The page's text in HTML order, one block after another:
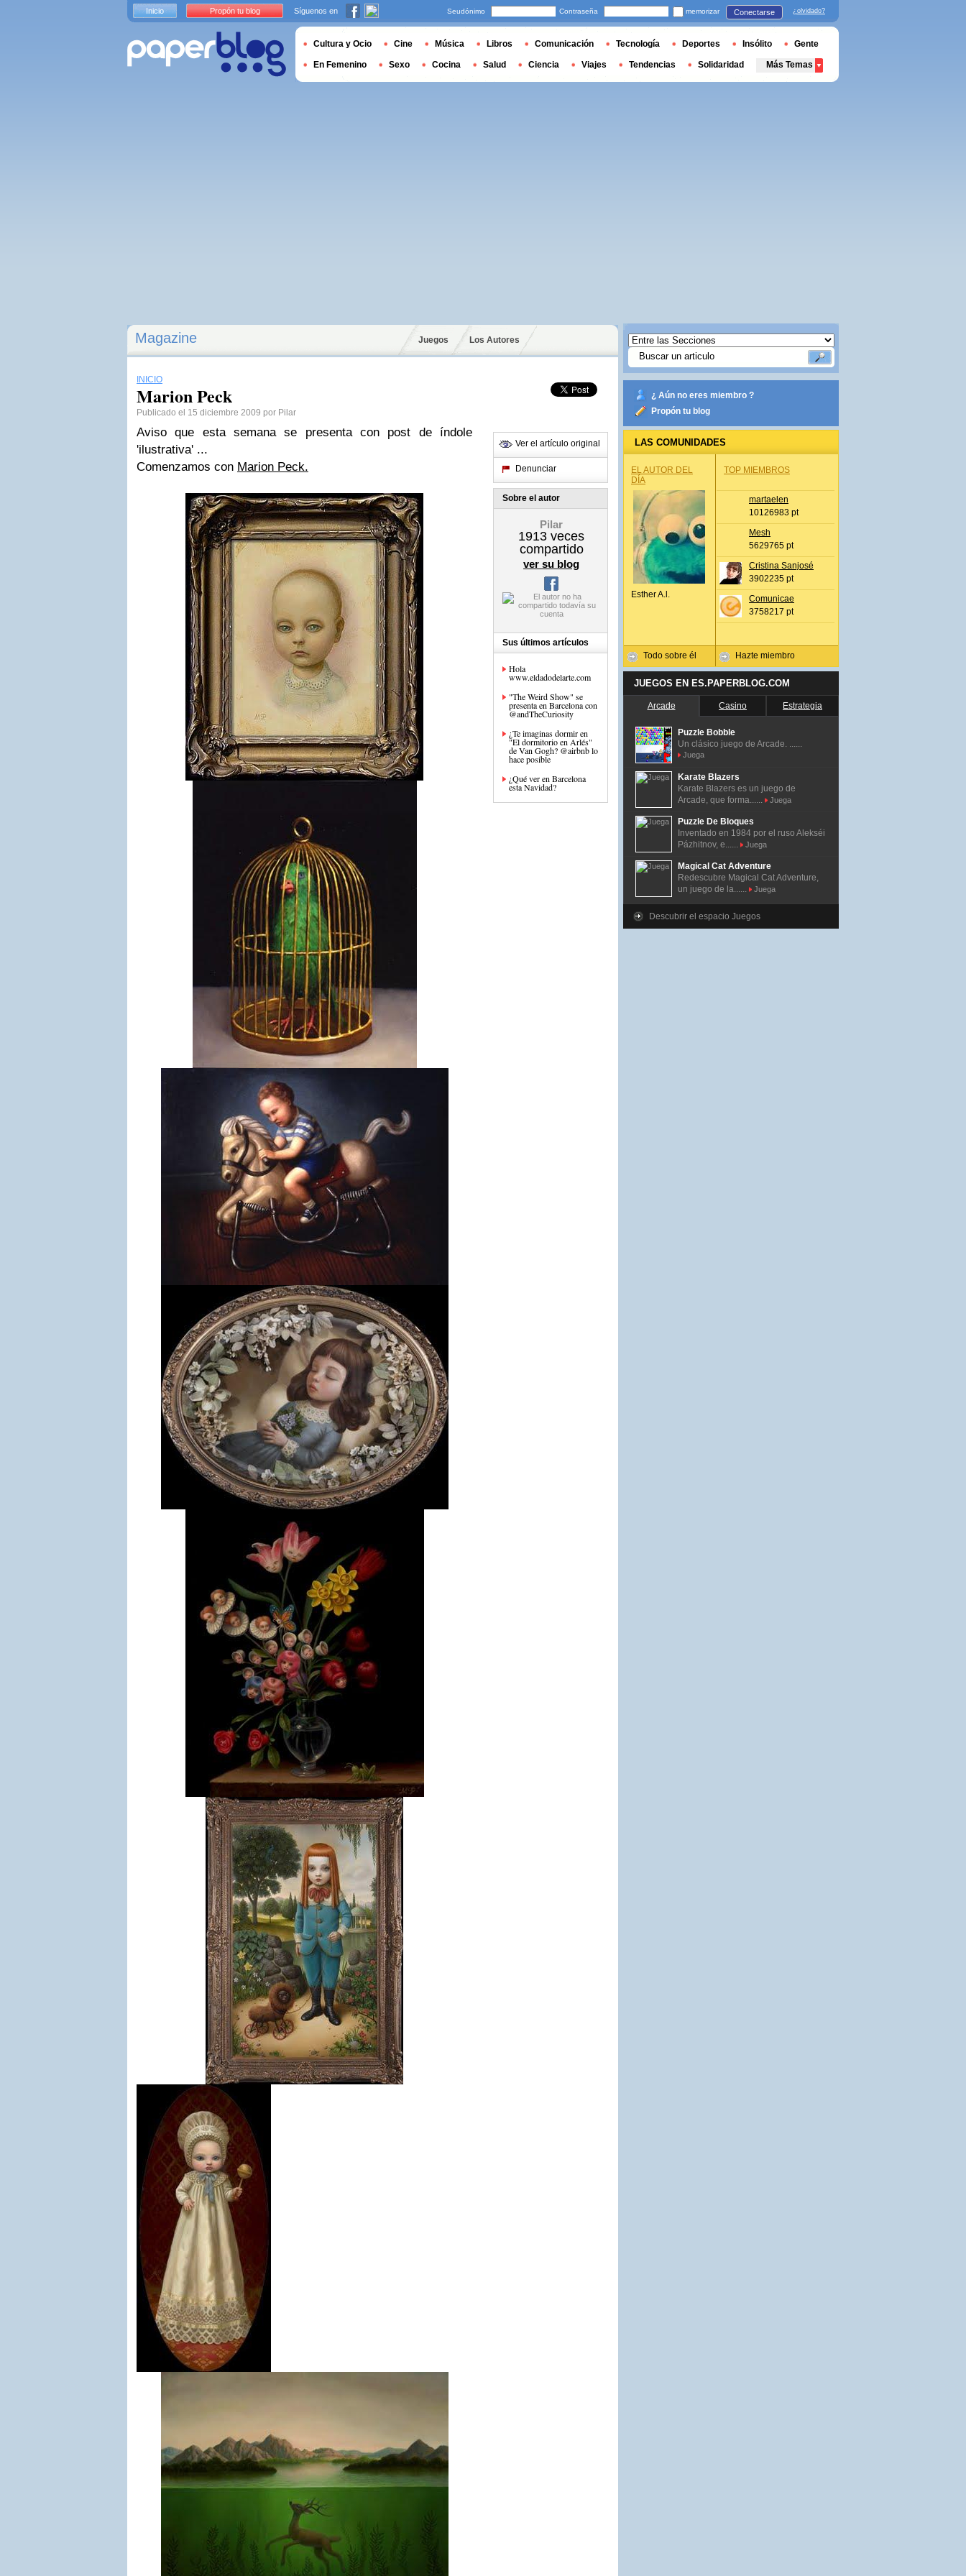
Magazine Juegos Los Autores
INICIO
Marion Peck
Publicado el 15 diciembre 2009 por Pilar
Aviso que esta semana se presenta con post de índole
'ilustrativa' ...
Comenzamos con Marion Peck.
Ver el artículo original
Denunciar
Sobre el autor
Pilar
1913 veces
compartido
ver su blog
Sus últimos artículos
Hola
www.eldadodelarte.com
"The Weird Show" se
presenta en Barcelona con
@andTheCuriosity
¿Te imaginas dormir en
"El dormitorio en Arlés"
de Van Gogh? @airbnb lo
hace posible
¿Qué ver en Barcelona
esta Navidad?
¿ Aún no eres miembro ?
Propón tu blog
LAS COMUNIDADES
EL AUTOR DEL
DÍA
Esther A.l.
Todo sobre él
TOP MIEMBROS
martaelen
10126983 pt
Mesh
5629765 pt
Cristina Sanjosé
3902235 pt
Comunicae
3758217 pt
Hazte miembro
JUEGOS EN ES.PAPERBLOG.COM
Arcade Casino Estrategia
Puzzle Bobble
Un clásico juego de Arcade. ......
Juega
Karate Blazers
Karate Blazers es un juego de
Arcade, que forma......
Juega
Puzzle De Bloques
Inventado en 1984 por el ruso Alekséi
Pázhitnov, e......
Juega
Magical Cat Adventure
Redescubre Magical Cat Adventure,
un juego de la......
Juega
Descubrir el espacio Juegos
Inicio Propón tu blog Síguenos en Seudónimo Contraseña memorizar Conectarse ¿olvidado?
Cultura y Ocio Cine Música Libros Comunicación Tecnología Deportes Insólito Gente
En Femenino Sexo Cocina Salud Ciencia Viajes Tendencias Solidaridad Más Temas